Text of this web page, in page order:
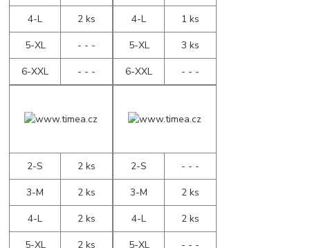
4-L
2 ks
5-XL
- - -
6-XXL
- - -
4-L
1 ks
5-XL
3 ks
6-XXL
- - -
2-S
2 ks
3-M
2 ks
4-L
2 ks
5-XL
2 ks
2-S
- - -
3-M
2 ks
4-L
2 ks
5-XL
- - -